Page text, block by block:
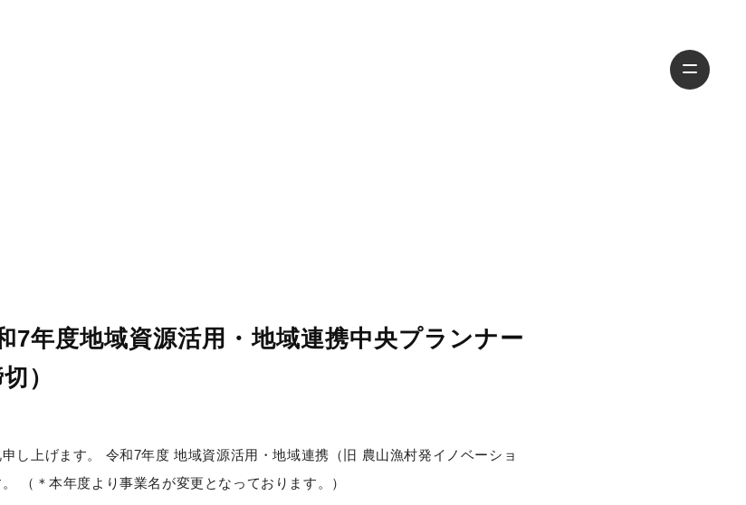
7年度地域資源活用・地域連携中央プランナー
）
し上げます。 令和7年度 地域資源活用・地域連携（旧 農山漁村発イノベーショ
（＊本年度より事業名が変更となっております。）